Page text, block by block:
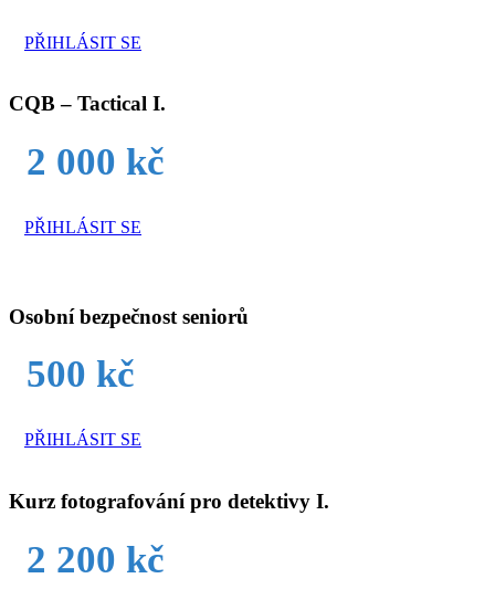
PŘIHLÁSIT SE
CQB – Tactical I.
2 000 kč
PŘIHLÁSIT SE
Osobní bezpečnost seniorů
500 kč
PŘIHLÁSIT SE
Kurz fotografování pro detektivy I.
2 200 kč